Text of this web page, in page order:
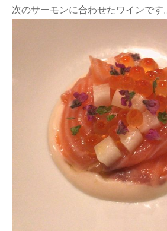
次のサーモンに合わせたワインです。